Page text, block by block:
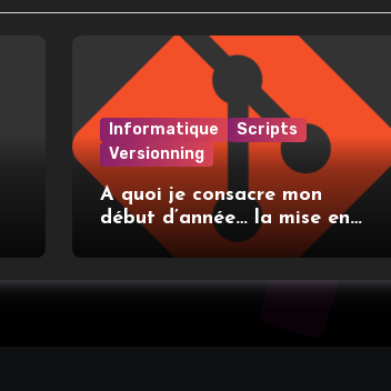
Informatique
Scripts
Versionning
A quoi je consacre mon
début d’année… la mise en
place et l’utilisation de git